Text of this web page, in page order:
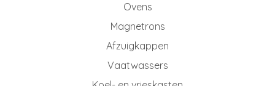
Ovens
Magnetrons
Afzuigkappen
Vaatwassers